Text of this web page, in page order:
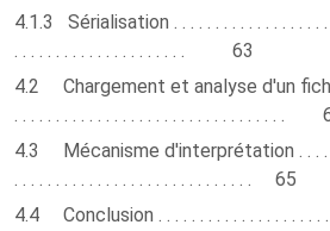
4.1.3 Sérialisation . . . . . . . . . . . . . . . . . . .
. . . . . . . . . . . . . . . . . . . . . 63
4.2 Chargement et analyse d'un
. . . . . . . . . . . . . . . . . . . . . . . . . . . . . . . . .
4.3 Mécanisme d'interprétation . . . . . .
. . . . . . . . . . . . . . . . . . . . . . . . . . . . . 65
4.4 Conclusion . . . . . . . . . . . . . . . . . . . . . .